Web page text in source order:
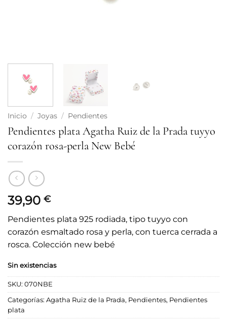
Inicio / Joyas / Pendientes
Pendientes plata Agatha Ruiz de la Prada tuyyo
corazón rosa-perla New Bebé
39,90 €
Pendientes plata 925 rodiada, tipo tuyyo con
corazón esmaltado rosa y perla, con tuerca cerrada a
rosca. Colección new bebé
Sin existencias
SKU: 070NBE
Categorías: Agatha Ruiz de la Prada, Pendientes, Pendientes
plata